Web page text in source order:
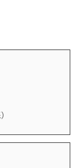
)